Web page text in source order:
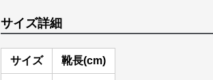
サイズ詳細
サイズ 靴長(cm)